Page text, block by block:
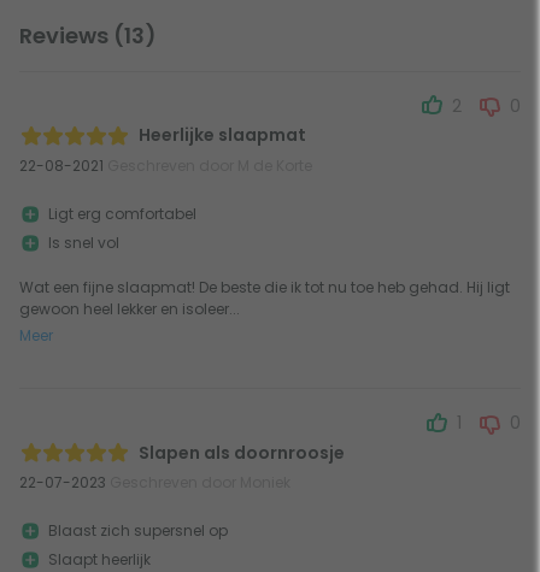
Reviews (13)
Heerlijke slaapmat
22-08-2021
2 0
Wat een fijne slaapmat! De beste die ik tot nu toe heb gehad. Hij ligt
gewoon heel lekker en isoleer...
Meer
Ligt erg comfortabel
Is snel vol
Slapen als doornroosje
22-07-2023
1 0
Blaast zich supersnel op
Slaapt heerlijk